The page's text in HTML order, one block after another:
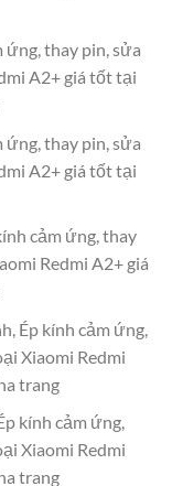
ứng, thay pin, sửa
A2+ giá tốt tại
ứng, thay pin, sửa
A2+ giá tốt tại
cảm ứng, thay
Redmi A2+ giá
Ép kính cảm ứng,
Xiaomi Redmi
trang
kính cảm ứng,
Xiaomi Redmi
trang